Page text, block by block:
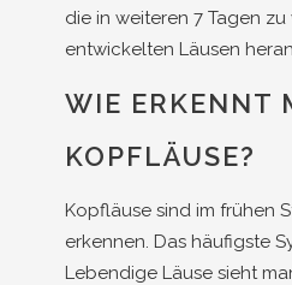
die in weiteren 7 Tagen
entwickelten Läusen
WIE ERKENNT
KOPFLÄUSE?
Kopfläuse sind im frühen
erkennen. Das häufigste
Lebendige Läuse sieht